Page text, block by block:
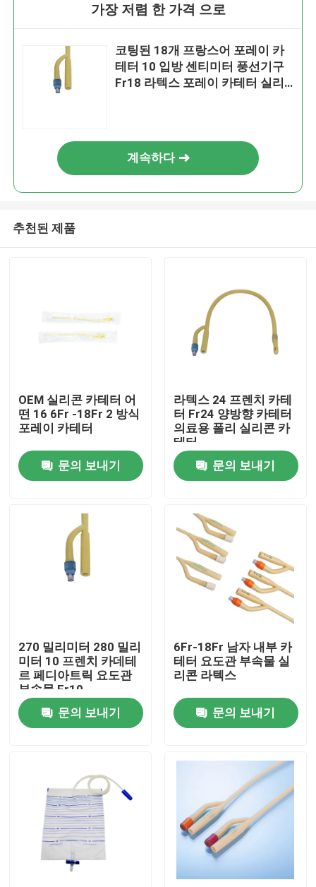
홈
회사 소개
품질 관리
연락처
의학 실리콘 고무
의학 고무마개
가장 저렴 한 가격 으로
코팅된 18개 프랑스어 포레이 카
테터 10 입방 센티미터 풍선기구
Fr18 라텍스 포레이 카테터 실리
계속하다
추천된 제품
OEM 실리콘 카테터 어
떤 16 6Fr -18Fr 2 방식
포레이 카테터
문의 보내기
라텍스 24 프렌치 카테
터 Fr24 양방향 카테터
의료용 폴리 실리콘 카
테터
문의 보내기
270 밀리미터 280 밀리
미터 10 프렌치 카데테
르 페디아트릭 요도관
부속물 Fr10
문의 보내기
6Fr-18Fr 남자 내부 카
테터 요도관 부속물 실
리콘 라텍스
문의 보내기